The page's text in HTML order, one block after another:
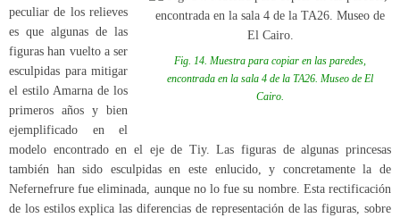
Fig. 14. Muestra para copiar en las paredes,
encontrada en la sala 4 de la TA26. Museo de El
Cairo.
peculiar de los relieves
es que algunas de las
figuras han vuelto a ser
esculpidas para mitigar
el estilo Amarna de los
primeros años y bien
ejemplificado en el
modelo encontrado en el eje de Tiy. Las figuras de algunas princesas
también han sido esculpidas en este enlucido, y concretamente la de
Nefernefrure fue eliminada, aunque no lo fue su nombre. Esta rectificación
de los estilos explica las diferencias de representación de las figuras, sobre